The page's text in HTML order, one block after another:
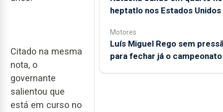
Citado na mesma
nota, o
governante
salientou que
está em curso no
heptatlo nos Estados Unidos
Motores
Luís Miguel Rego sem
para fechar já o campeonato